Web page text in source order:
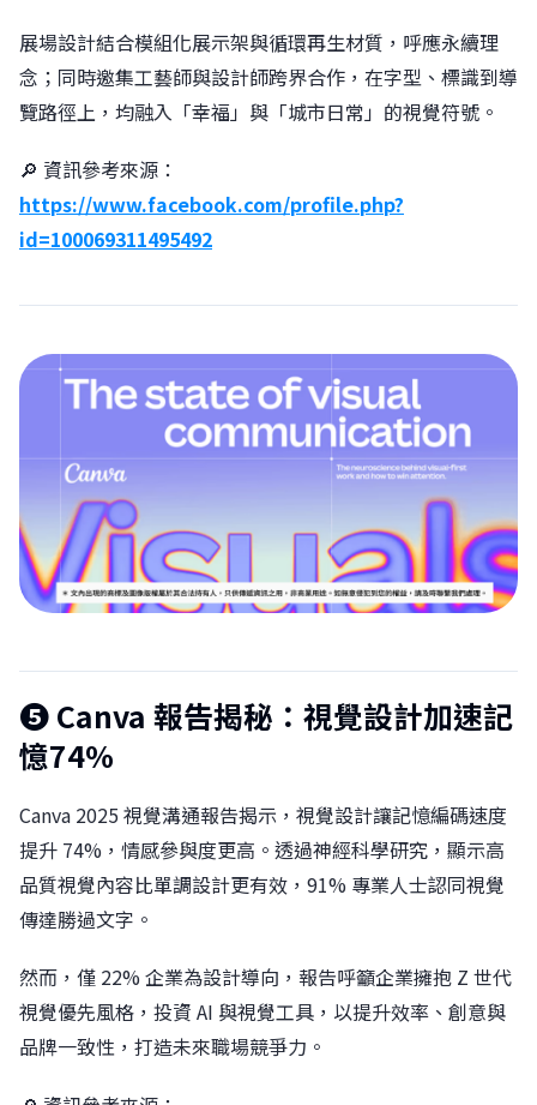
展場設計結合模組化展示架與循環再生材質，呼應永續理
念；同時邀集工藝師與設計師跨界合作，在字型、標識到導
覽路徑上，均融入「幸福」與「城市日常」的視覺符號。󠀠
🔎 資訊參考來源：
https://www.facebook.com/profile.php?
id=100069311495492
❺Canva 報告揭秘：視覺設計加速記
憶74%
Canva 2025 視覺溝通報告揭示，視覺設計讓記憶編碼速度
提升 74%，情感參與度更高。透過神經科學研究，顯示高
品質視覺內容比單調設計更有效，91% 專業人士認同視覺
傳達勝過文字。
然而，僅 22% 企業為設計導向，報告呼籲企業擁抱 Z 世代
視覺優先風格，投資 AI 與視覺工具，以提升效率、創意與
品牌一致性，打造未來職場競爭力。